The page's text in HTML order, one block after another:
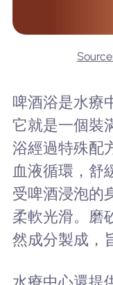
啤酒浴是水療
它就是一個裝
浴經過特殊配
血液循環，舒
受啤酒浸泡的
柔軟光滑。磨
然成分製成，